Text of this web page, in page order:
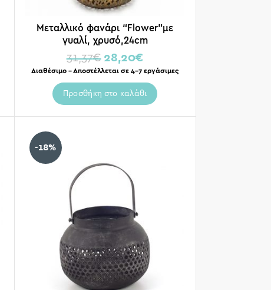
Μεταλλικό φανάρι “Flower”με
γυαλί, χρυσό,24cm
31,37€ 28,20€
Διαθέσιμο – Αποστέλλεται σε 4-7 εργάσιμες
Προσθήκη στο καλάθι
-18%